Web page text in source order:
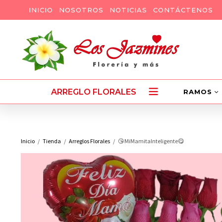
INICIO NOSOTROS NOTICIAS CONTÁCTENOS
ARREGLO FLORALES RAMOS
Inicio Tienda Arreglos Florales 😘MiMamitaInteligente😋